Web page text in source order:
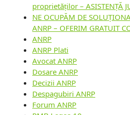
proprietăților – ASISTENȚĂ
NE OCUPĂM DE
ANRP – OFERIM GRATUIT
ANRP
ANRP Plati
Avocat ANRP
Dosare ANRP
Decizii ANRP
Despagubiri ANRP
Forum ANRP